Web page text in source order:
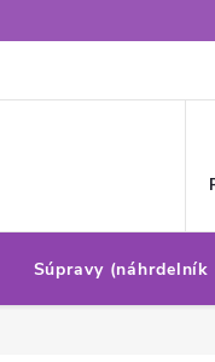
Súpravy (náhrdelník